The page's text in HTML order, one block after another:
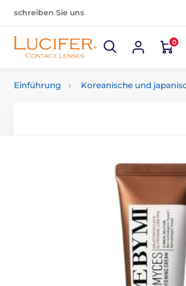
schreiben Sie uns
0
Einführung Koreanische und